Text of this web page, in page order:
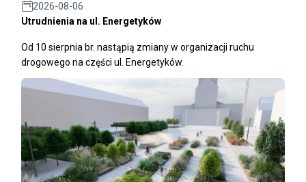
2026-08-06
Utrudnienia na ul. Energetyków
Od 10 sierpnia br. nastąpią zmiany w organizacji ruchu
drogowego na części ul. Energetyków.